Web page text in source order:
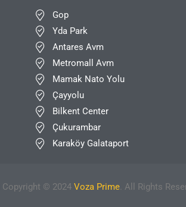
Gop
Yda Park
Antares Avm
Metromall Avm
Mamak Nato Yolu
Çayyolu
Bilkent Center
Çukurambar
Karaköy Galataport
| Copyright © 2024 Voza Prime. All Rights